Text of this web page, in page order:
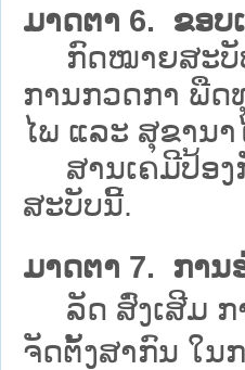
ມາດຕາ 6. ຂອ
ກົດໝາຍສະບັບ
ການກວດກາ ພືດ
ໄພ ແລະ ສຸຂານ
ສານເຄມີປ້ອງ
ສະບັບນີ້.
ມາດຕາ 7. ການ
ລັດ ສົ່ງເສີມ ກ
ຈັດຕັ້ງສາກົນ ໃນ